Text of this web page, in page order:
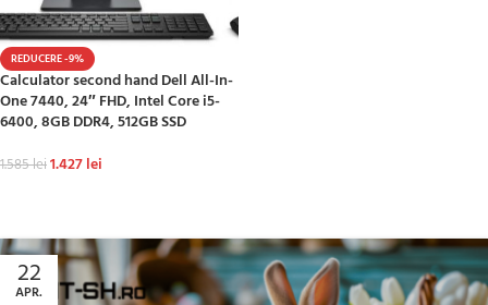
REDUCERE -9%
Calculator second hand Dell All-In-
One 7440, 24″ FHD, Intel Core i5-
6400, 8GB DDR4, 512GB SSD
1.585lei1.427lei
22
APR.